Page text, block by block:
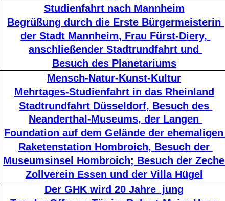
Studienfahrt nach Mannheim
Begrüßung durch die Erste Bürgermeisterin
der Stadt Mannheim, Frau Fürst-Diery,
anschließender Stadtrundfahrt und
Besuch des Planetariums
Mensch-Natur-Kunst-Kultur
Mehrtages-Studienfahrt in das Rheinland
Stadtrundfahrt Düsseldorf, Besuch des
Neanderthal-Museums, der Langen
Foundation auf dem Gelände der ehemaligen
Raketenstation Hombroich, Besuch der
Museumsinsel Hombroich; Besuch der Zeche
Zollverein Essen und der Villa Hügel
Der GHK wird 20 Jahre  jung